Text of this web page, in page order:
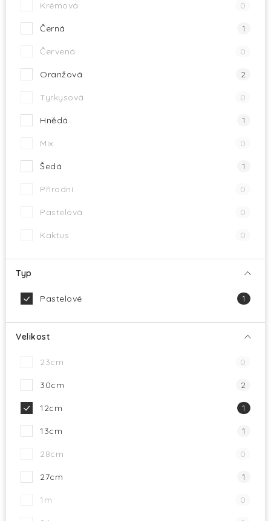
Krémová 0
Černá 1
Červená 0
Oranžová 2
Tyrkysová 0
Hnědá 1
Mix 0
Šedá 1
Přírodní 0
Pastelová 0
Kaktus 0
Typ
Pastelové 1
Velikost
23cm 0
30cm 2
12cm 1
13cm 1
28cm 0
27cm 1
1m 0